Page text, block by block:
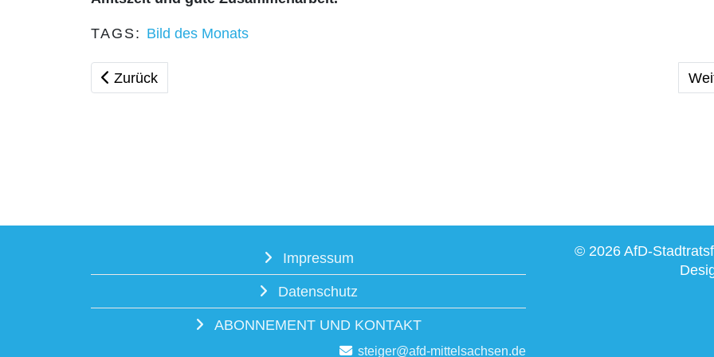
TAGS: Bild des Monats
Vorheriger Beitrag: Bild des Monats - Mai 2023
Zurück
Impressum
Datenschutz
ABONNEMENT UND KONTAKT
steiger@afd-mittelsachsen.de
© 2026 AfD-